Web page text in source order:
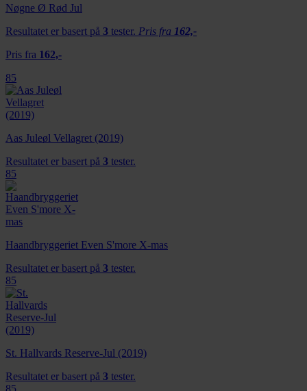
Nøgne Ø Rød Jul
Resultatet er basert på 3 tester. Pris fra 162,-
Pris fra 162,-
85
Aas Juleøl Vellagret (2019)
Resultatet er basert på 3 tester.
85
Haandbryggeriet Even S'more X-mas
Resultatet er basert på 3 tester.
85
St. Hallvards Reserve-Jul (2019)
Resultatet er basert på 3 tester.
85